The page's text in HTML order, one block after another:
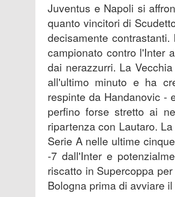
Juventus e Napoli si
quanto vincitori di
decisamente
campionato contro l'Inter
dai nerazzurri. La
all'ultimo minuto e ha
respinte da Handanovic -
perfino forse stretto ai
ripartenza con Lautaro.
Serie A nelle ultime
-7 dall'Inter e
riscatto in Supercoppa
Bologna prima di avviare